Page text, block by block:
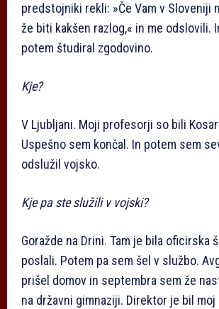
predstojniki rekli: »Če Vam v Sloveniji
že biti kakšen razlog,« in me odslovili.
potem študiral zgodovino.
Kje?
V Ljubljani. Moji profesorji so bili
Uspešno sem končal. In potem sem
odslužil vojsko.
Kje pa ste služili v vojski?
Goražde na Drini. Tam je bila oficirska
poslali. Potem pa sem šel v službo.
prišel domov in septembra sem že
na državni gimnaziji. Direktor je bil moj